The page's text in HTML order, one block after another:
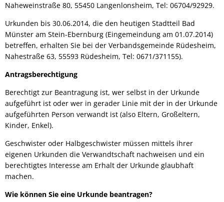
Naheweinstraße 80, 55450 Langenlonsheim, Tel: 06704/92929.
Urkunden bis 30.06.2014, die den heutigen Stadtteil Bad
Münster am Stein-Ebernburg (Eingemeindung am 01.07.2014)
betreffen, erhalten Sie bei der Verbandsgemeinde Rüdesheim,
Nahestraße 63, 55593 Rüdesheim, Tel: 0671/371155).
Antragsberechtigung
Berechtigt zur Beantragung ist, wer selbst in der Urkunde
aufgeführt ist oder wer in gerader Linie mit der in der Urkunde
aufgeführten Person verwandt ist (also Eltern, Großeltern,
Kinder, Enkel).
Geschwister oder Halbgeschwister müssen mittels ihrer
eigenen Urkunden die Verwandtschaft nachweisen und ein
berechtigtes Interesse am Erhalt der Urkunde glaubhaft
machen.
Wie können Sie eine Urkunde beantragen?